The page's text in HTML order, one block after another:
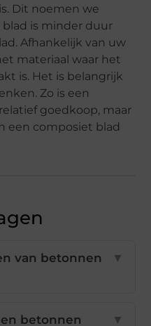
Dit noemen we
is minder duur
Afhankelijk van uw
materiaal waar het
is. Het is belangrijk
Zo is een
goedkoop, maar
een composiet blad
van betonnen
▼
betonnen
▼